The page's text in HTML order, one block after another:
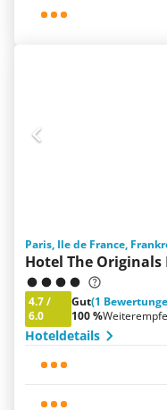
Paris, Ile de France,
Hotel The
4.7/
6.0
Gut(1
100 %
Hoteldetails